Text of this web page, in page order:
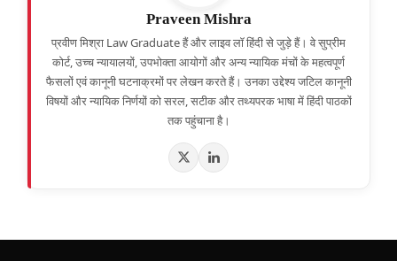
Praveen Mishra
प्रवीण मिश्रा Law Graduate हैं और लाइव लॉ हिंदी से जुड़े हैं। वे सुप्रीम
कोर्ट, उच्च न्यायालयों, उपभोक्ता आयोगों और अन्य न्यायिक मंचों के महत्वपूर्ण
फैसलों एवं कानूनी घटनाक्रमों पर लेखन करते हैं। उनका उद्देश्य जटिल कानूनी
विषयों और न्यायिक निर्णयों को सरल, सटीक और तथ्यपरक भाषा में हिंदी पाठकों
तक पहुंचाना है।